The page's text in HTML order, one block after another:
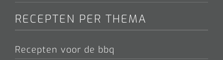
RECEPTEN PER THEMA
Recepten voor de bbq